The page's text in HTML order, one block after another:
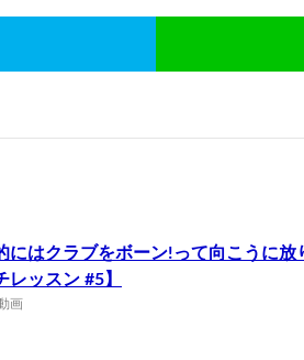
にはクラブをボーン!って向こうに
ッスン #5】
画